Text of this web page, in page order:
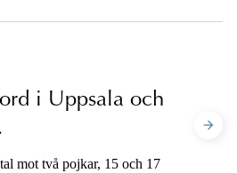
vårdslöshet med hemlig
i Uppsala och
mot två pojkar, 15 och 17